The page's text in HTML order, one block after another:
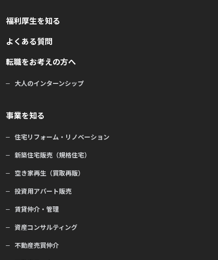
福利厚生を知る
よくある質問
転職をお考えの方へ
大人のインターンシップ
事業を知る
住宅リフォーム・リノベーション
新築住宅販売（規格住宅）
空き家再生（買取再販）
投資用アパート販売
賃貸仲介・管理
資産コンサルティング
不動産売買仲介